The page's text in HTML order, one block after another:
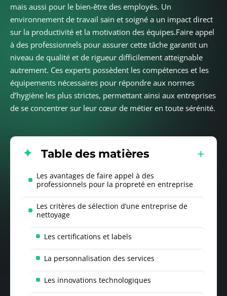
mais aussi pour le bien-être des employés. Un
environnement de travail sain et soigné a un impact direct
sur la productivité et la motivation des équipes.Faire appel
à des professionnels pour assurer cette tâche garantit un
niveau de qualité et de rigueur difficilement atteignable
autrement. Ces experts possèdent les compétences et les
équipements nécessaires pour répondre aux normes
d’hygiène les plus strictes, permettant ainsi aux entreprises
de se concentrer sur leur cœur de métier en toute sérénité.
Table des matières
Les avantages de faire appel à des
professionnels pour la propreté en entreprise
Les critères de sélection d’une entreprise de
nettoyage
Les certifications et labels
La personnalisation des services
Les innovations technologiques